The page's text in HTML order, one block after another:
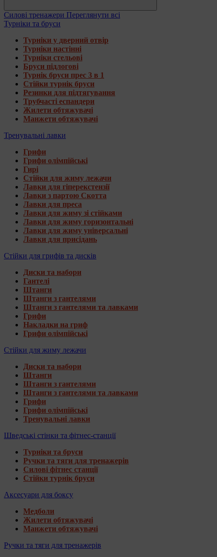
Силові тренажери Переглянути всі
Турніки та бруси
Турніки у дверний отвір
Турніки настінні
Турніки стельові
Бруси підлогові
Турнік бруси прес 3 в 1
Стійки турнік бруси
Резинки для підтягування
Трубчасті еспандери
Жилети обтяжувачі
Манжети обтяжувачі
Тренувальні лавки
Грифи
Грифи олімпійські
Гирі
Стійки для жиму лежачи
Лавки для гіперекстензії
Лавки з партою Скотта
Лавки для преса
Лавки для жиму зі стійками
Лавки для жиму горизонтальні
Лавки для жиму універсальні
Лавки для присідань
Стійки для грифів та дисків
Диски та набори
Гантелі
Штанги
Штанги з гантелями
Штанги з гантелями та лавками
Грифи
Накладки на гриф
Грифи олімпійські
Стійки для жиму лежачи
Диски та набори
Штанги
Штанги з гантелями
Штанги з гантелями та лавками
Грифи
Грифи олімпійські
Тренувальні лавки
Шведські стінки та фітнес-станції
Турніки та бруси
Ручки та тяги для тренажерів
Силові фітнес станції
Стійки турнік бруси
Аксесуари для боксу
Медболи
Жилети обтяжувачі
Манжети обтяжувачі
Ручки та тяги для тренажерів